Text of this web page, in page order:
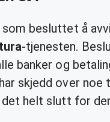
besluttet å
-tjenesten.
banker og
skjedd over noe
det helt slutt for